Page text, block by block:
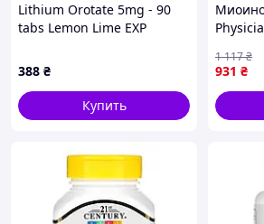
Lithium Orotate 5mg - 90
tabs Lemon Lime EXP
388 ₴
Купить
Capsules
931 ₴
1 117₴